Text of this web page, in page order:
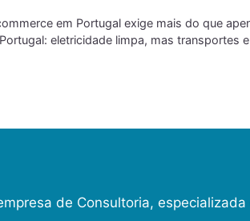
em Portugal exige mais do que
eletricidade limpa, mas transportes
de Consultoria, especializada